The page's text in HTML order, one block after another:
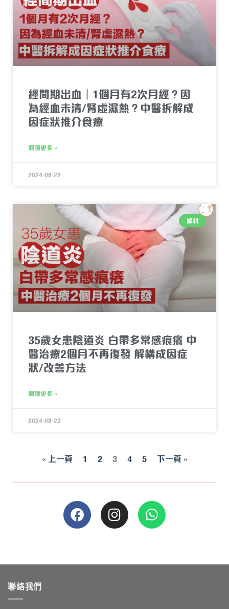
經間期出血｜1個月有2次月經？因
為經血未清/腎虛濕熱？中醫拆解成
因症狀推介食療
閱讀更多 »
2024-08-22
婦科
35歲女患陰道炎 白帶多常感痕癢 中
醫治療2個月不再復發 解構成因症
狀/改善方法
閱讀更多 »
2024-08-22
« 上一頁 1 2 3 4 5 下一頁 »
聯絡我們